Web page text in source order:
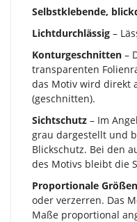
Selbstklebende,
Lichtdurchlässig –
Konturgeschnitten –
transparenten
das Motiv wird direkt
(geschnitten).
Sichtschutz – Im
grau dargestellt und
Blickschutz. Bei den
des Motivs bleibt die
Proportionale
oder verzerren. Das
Maße proportional